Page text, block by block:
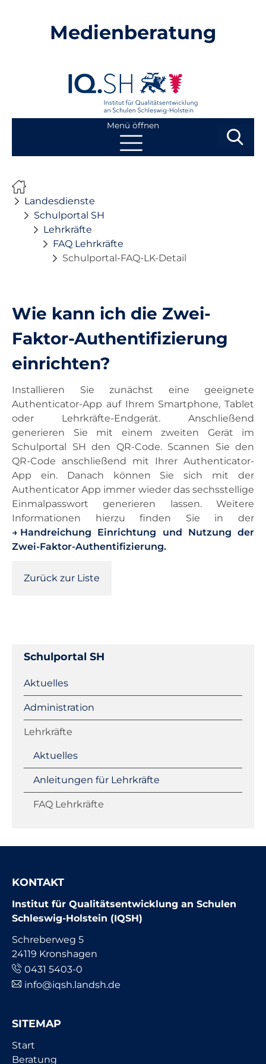
Medienberatung
Menü öffnen
Beratung
Fortbildung
Ausstattung
Landesdienste
Kontakt
Landesdienste
Schulportal SH
Lehrkräfte
FAQ Lehrkräfte
Schulportal-FAQ-LK-Detail
Wie kann ich die Zwei-
Faktor-Authentifizierung
einrichten?
Installieren Sie zunächst eine geeignete
Authenticator-App auf Ihrem Smartphone, Tablet
oder Lehrkräfte-Endgerät. Anschließend
generieren Sie mit einem zweiten Gerät im
Schulportal SH den QR-Code. Scannen Sie den
QR-Code anschließend mit Ihrer Authenticator-
App ein. Danach können Sie sich mit der
Authenticator App immer wieder das sechsstellige
Einmalpasswort generieren lassen. Weitere
Informationen hierzu finden Sie in der
Handreichung Einrichtung und Nutzung der
Zwei-Faktor-Authentifizierung.
Zurück zur Liste
Schulportal SH
Navigation
Aktuelles
Administration
Lehrkräfte
Aktuelles
Anleitungen für Lehrkräfte
FAQ Lehrkräfte
KONTAKT
Institut für Qualitätsentwicklung an Schulen
Schleswig-Holstein (IQSH)
Schreberweg 5
24119 Kronshagen
0431 5403-0
info@iqsh.landsh.de
SITEMAP
Navigation
überspringen
Start
Beratung